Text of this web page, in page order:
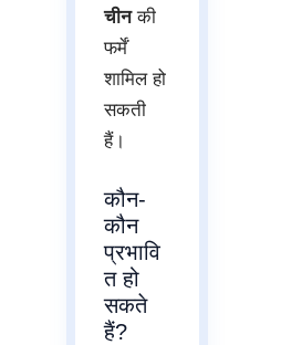
चीनकी
फर्में
शामिल हो
सकती
हैं।
कौन-
कौन
प्रभावि
त हो
सकते
हैं?